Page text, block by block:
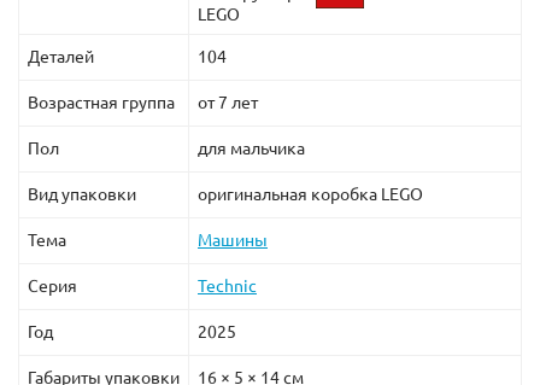
LEGO
Деталей 104
Возрастная группа от 7 лет
Пол для мальчика
Вид упаковки оригинальная коробка LEGO
Тема Машины
Серия Technic
Год 2025
Габариты упаковки 16 × 5 × 14 см